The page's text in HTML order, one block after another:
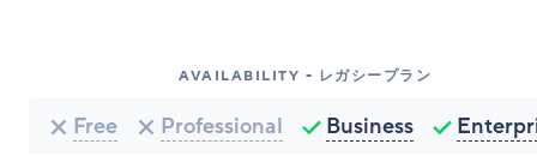
AVAILABILITY - レガシープラン
Free Professional Business